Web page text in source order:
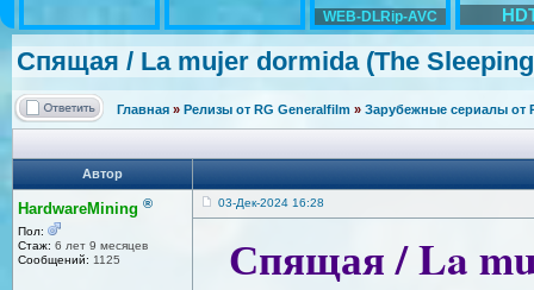
WEB-DLRip-AVC
Спящая / La mujer dormida (The
Главная » Релизы от RG Generalfilm » Зарубежные сериалы от
Автор
HardwareMining ®
Пол:
Стаж: 6 лет 9 месяцев
Сообщений: 1125
03-Дек-2024 16:28
Спящая / La